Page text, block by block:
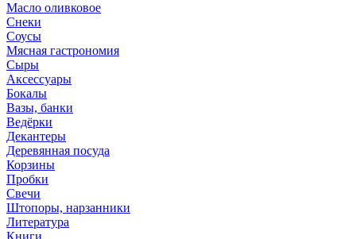
Масло оливковое
Снеки
Соусы
Мясная гастрономия
Сыры
Аксессуары
Бокалы
Вазы, банки
Ведёрки
Декантеры
Деревянная посуда
Корзины
Пробки
Свечи
Штопоры, нарзанники
Литература
Книги